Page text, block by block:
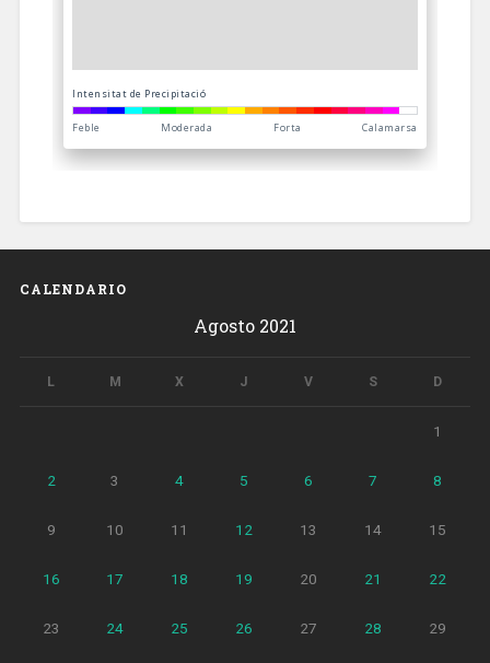
CALENDARIO
Agosto 2021
L M X J V S D
1
2 3 4 5 6 7 8
9 10 11 12 13 14 15
16 17 18 19 20 21 22
23 24 25 26 27 28 29